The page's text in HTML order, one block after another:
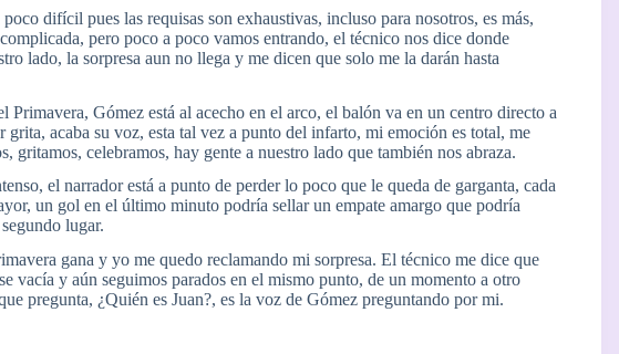
difícil pues las requisas son exhaustivas, incluso para nosotros, es más,
pero poco a poco vamos entrando, el técnico nos dice donde
lado, la sorpresa aun no llega y me dicen que solo me la darán hasta
Gómez está al acecho en el arco, el balón va en un centro directo a
grita, acaba su voz, esta tal vez a punto del infarto, mi emoción es total, me
gritamos, celebramos, hay gente a nuestro lado que también nos abraza.
el narrador está a punto de perder lo poco que le queda de garganta, cada
un gol en el último minuto podría sellar un empate amargo que podría
lugar.
gana y yo me quedo reclamando mi sorpresa. El técnico me dice que
vacía y aún seguimos parados en el mismo punto, de un momento a otro
pregunta, ¿Quién es Juan?, es la voz de Gómez preguntando por mi.